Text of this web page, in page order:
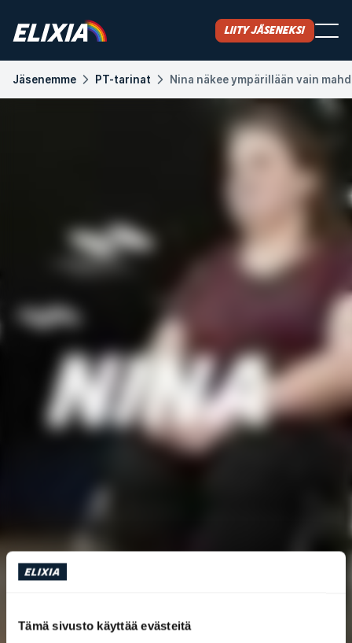
Tämä sivusto käyttää evästeitä
Liity jäseneksi
Jäsenemme PT-tarinat Nina näkee ympärillään vain